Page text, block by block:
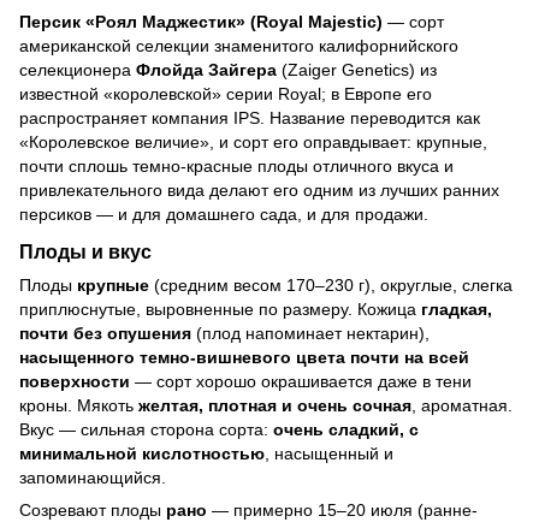
Персик «Роял Маджестик» (Royal Majestic) — сорт
американской селекции знаменитого калифорнийского
селекционера Флойда Зайгера (Zaiger Genetics) из
известной «королевской» серии Royal; в Европе его
распространяет компания IPS. Название переводится как
«Королевское величие», и сорт его оправдывает: крупные,
почти сплошь темно-красные плоды отличного вкуса и
привлекательного вида делают его одним из лучших ранних
персиков — и для домашнего сада, и для продажи.
Плоды и вкус
Плоды крупные (средним весом 170–230 г), округлые, слегка
приплюснутые, выровненные по размеру. Кожица гладкая,
почти без опушения (плод напоминает нектарин),
насыщенного темно-вишневого цвета почти на всей
поверхности — сорт хорошо окрашивается даже в тени
кроны. Мякоть желтая, плотная и очень сочная , ароматная.
Вкус — сильная сторона сорта: очень сладкий, с
минимальной кислотностью , насыщенный и
запоминающийся.
Созревают плоды рано — примерно 15–20 июля (ранне-